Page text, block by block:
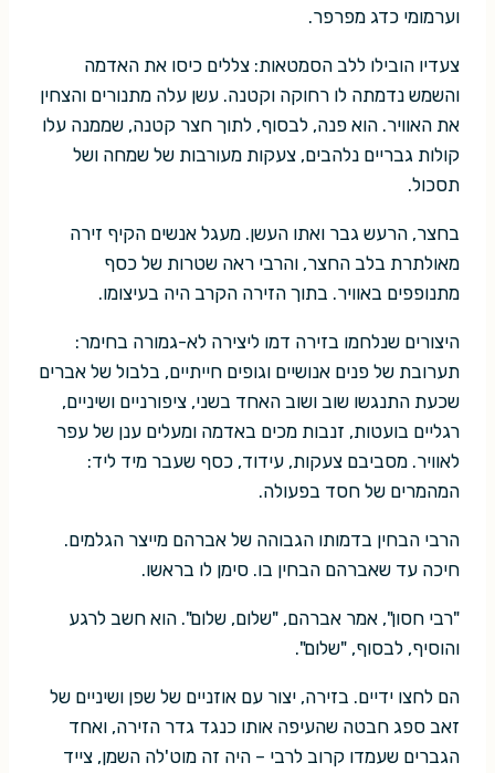
וערמומי כדג מפרפר.
צעדיו הובילו ללב הסמטאות: צללים כיסו את האדמה
והשמש נדמתה לו רחוקה וקטנה. עשן עלה מתנורים והצחין
את האוויר. הוא פנה, לבסוף, לתוך חצר קטנה, שממנה עלו
קולות גבריים נלהבים, צעקות מעורבות של שמחה ושל
תסכול.
בחצר, הרעש גבר ואתו העשן. מעגל אנשים הקיף זירה
מאולתרת בלב החצר, והרבי ראה שטרות של כסף
מתנופפים באוויר. בתוך הזירה הקרב היה בעיצומו.
היצורים שנלחמו בזירה דמו ליצירה לא-גמורה בחימר:
תערובת של פנים אנושיים וגופים חייתיים, בלבול של אברים
שכעת התנגשו שוב ושוב האחד בשני, ציפורניים ושיניים,
רגליים בועטות, זנבות מכים באדמה ומעלים ענן של עפר
לאוויר. מסביבם צעקות, עידוד, כסף שעבר מיד ליד:
המהמרים של חסד בפעולה.
הרבי הבחין בדמותו הגבוהה של אברהם מייצר הגלמים.
חיכה עד שאברהם הבחין בו. סימן לו בראשו.
"רבי חסון", אמר אברהם, "שלום, שלום". הוא חשב לרגע
והוסיף, לבסוף, "שלום".
הם לחצו ידיים. בזירה, יצור עם אוזניים של שפן ושיניים של
זאב ספג חבטה שהעיפה אותו כנגד גדר הזירה, ואחד
הגברים שעמדו קרוב לרבי – היה זה מוט'לה השמן, צייד